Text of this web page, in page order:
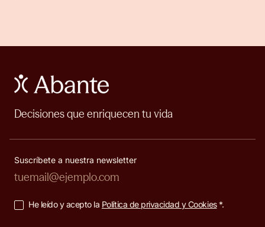
Decisiones que enriquecen tu vida
Suscríbete a nuestra newsletter
He leído y acepto la Política de privacidad y Cookies*.